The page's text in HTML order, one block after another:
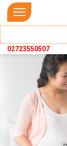
02723550507